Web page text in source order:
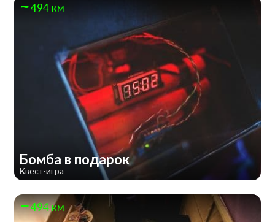
494 км
Бомба в подарок
Квест-игра
494 км